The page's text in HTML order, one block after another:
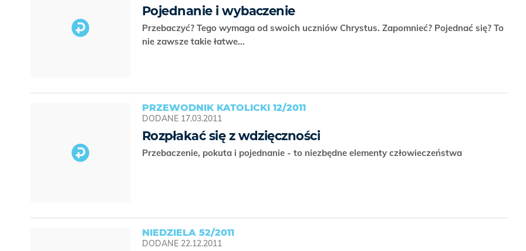
Pojednanie i wybaczenie
Przebaczyć? Tego wymaga od swoich uczniów Chrystus. Zapomnieć? Pojednać się? To
nie zawsze takie łatwe...
PRZEWODNIK KATOLICKI 12/2011
DODANE 17.03.2011
Rozpłakać się z wdzięczności
Przebaczenie, pokuta i pojednanie - to niezbędne elementy człowieczeństwa
NIEDZIELA 52/2011
DODANE 22.12.2011